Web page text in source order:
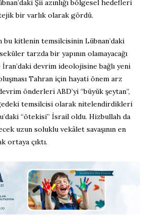
Şii azınlığı bölgesel hedefleri
bir varlık olarak gördü.
bu kitlenin temsilcisinin Lübnan’daki
tarzda bir yapının olamayacağı
İran’daki devrim ideolojisine bağlı yeni
Tahran için hayati önem arz
önderleri ABD’yi “büyük şeytan”,
temsilcisi olarak nitelendirdikleri
“ötekisi” İsrail oldu. Hizbullah da
uzun soluklu vekâlet savaşının en
ortaya çıktı.